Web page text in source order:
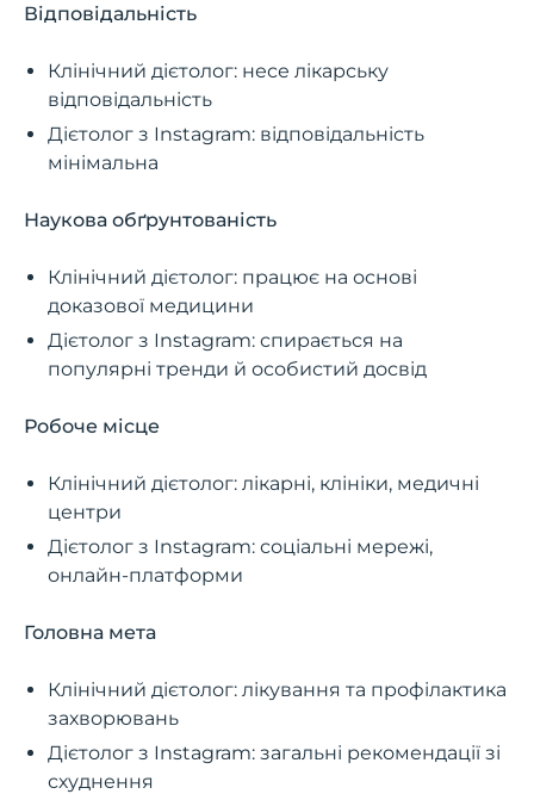
Відповідальність
Клінічний дієтолог: несе лікарську
відповідальність
Дієтолог з Instagram: відповідальність
мінімальна
Наукова обґрунтованість
Клінічний дієтолог: працює на основі
доказової медицини
Дієтолог з Instagram: спирається на
популярні тренди й особистий досвід
Робоче місце
Клінічний дієтолог: лікарні, клініки, медичні
центри
Дієтолог з Instagram: соціальні мережі,
онлайн-платформи
Головна мета
Клінічний дієтолог: лікування та профілактика
захворювань
Дієтолог з Instagram: загальні рекомендації зі
схуднення